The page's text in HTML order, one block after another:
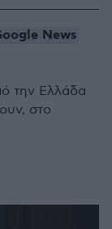
News
την Ελλάδα
στο